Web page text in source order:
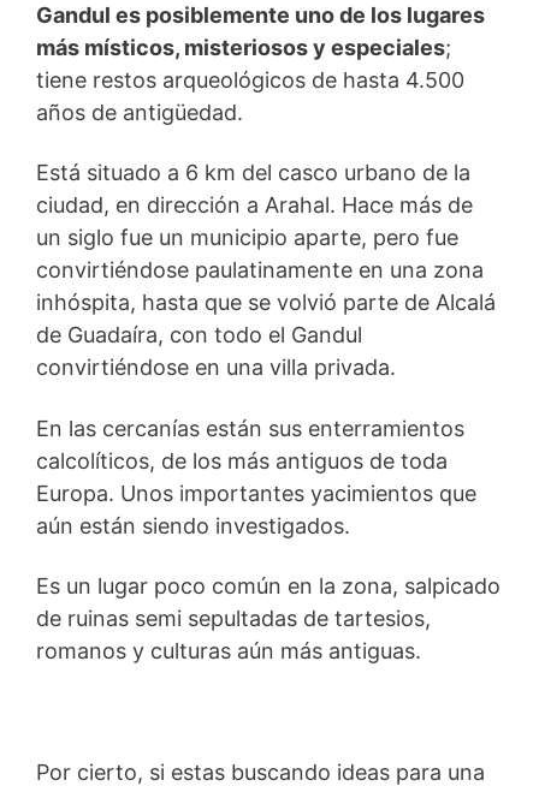
Gandul es posiblemente uno de los lugares
más místicos, misteriosos y especiales;
tiene restos arqueológicos de hasta 4.500
años de antigüedad.
Está situado a 6 km del casco urbano de la
ciudad, en dirección a Arahal. Hace más de
un siglo fue un municipio aparte, pero fue
convirtiéndose paulatinamente en una zona
inhóspita, hasta que se volvió parte de Alcalá
de Guadaíra, con todo el Gandul
convirtiéndose en una villa privada.
En las cercanías están sus enterramientos
calcolíticos, de los más antiguos de toda
Europa. Unos importantes yacimientos que
aún están siendo investigados.
Es un lugar poco común en la zona, salpicado
de ruinas semi sepultadas de tartesios,
romanos y culturas aún más antiguas.
Por cierto, si estas buscando ideas para una